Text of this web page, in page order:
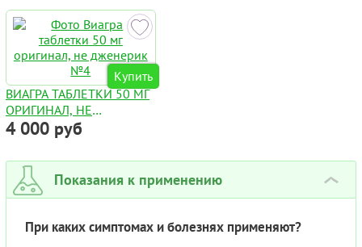
Купить
ВИАГРА ТАБЛЕТКИ 50 МГ
ОРИГИНАЛ, НЕ
ДЖЕНЕРИК №4
4 000 руб
Показания к применению ›
При каких симптомах и болезнях применяют?